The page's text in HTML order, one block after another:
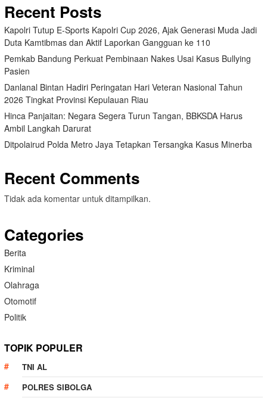
Recent Posts
Kapolri Tutup E-Sports Kapolri Cup 2026, Ajak Generasi Muda Jadi
Duta Kamtibmas dan Aktif Laporkan Gangguan ke 110
Pemkab Bandung Perkuat Pembinaan Nakes Usai Kasus Bullying
Pasien
Danlanal Bintan Hadiri Peringatan Hari Veteran Nasional Tahun
2026 Tingkat Provinsi Kepulauan Riau
Hinca Panjaitan: Negara Segera Turun Tangan, BBKSDA Harus
Ambil Langkah Darurat
Ditpolairud Polda Metro Jaya Tetapkan Tersangka Kasus Minerba
Recent Comments
Tidak ada komentar untuk ditampilkan.
Categories
Berita
Kriminal
Olahraga
Otomotif
Politik
TOPIK POPULER
TNI AL
POLRES SIBOLGA